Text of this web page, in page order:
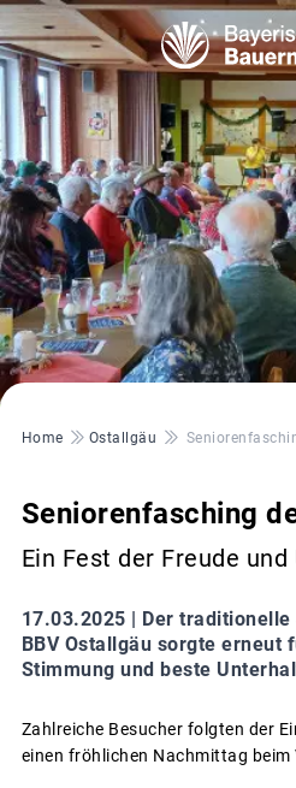
Pfadnavigation
Home Ostallgäu
Seniorenfasching
Ein Fest der Freude
17.03.2025 | Der
BBV Ostallgäu sorgte erneut
Stimmung und beste
Zahlreiche Besucher folgten der
einen fröhlichen Nachmittag